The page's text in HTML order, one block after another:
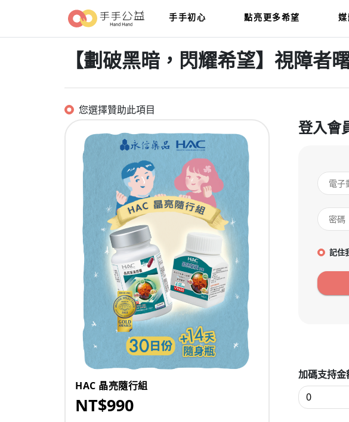
手手初心 點亮更多希望
【劃破黑暗，閃耀希望】視障者
您選擇贊助此項目
HAC 晶亮隨行組
NT$990
登入會
記住
加碼支持金